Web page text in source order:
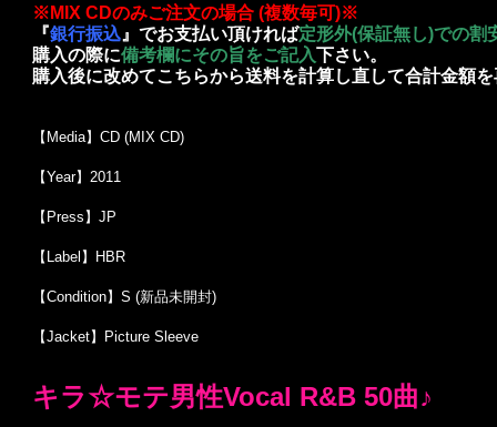
※MIX CDのみご注文の場合 (複数毎可)※
『銀行振込 』でお支払い頂ければ定形外(保証無し)での割
購入の際に備考欄にその旨をご記入下さい。
購入後に改めてこちらから送料を計算し直して合計金額
【Media】CD (MIX CD)
【Year】2011
【Press】JP
【Label】HBR
【Condition】S (新品未開封)
【Jacket】Picture Sleeve
キラ☆モテ男性Vocal R&B 50曲♪